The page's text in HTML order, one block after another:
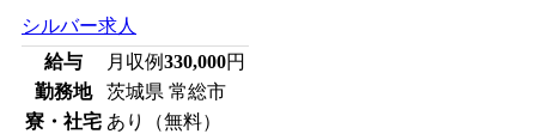
シルバー求人
給与
月収例330,000円
勤務地
茨城県 常総市
寮・社宅 あり（無料）